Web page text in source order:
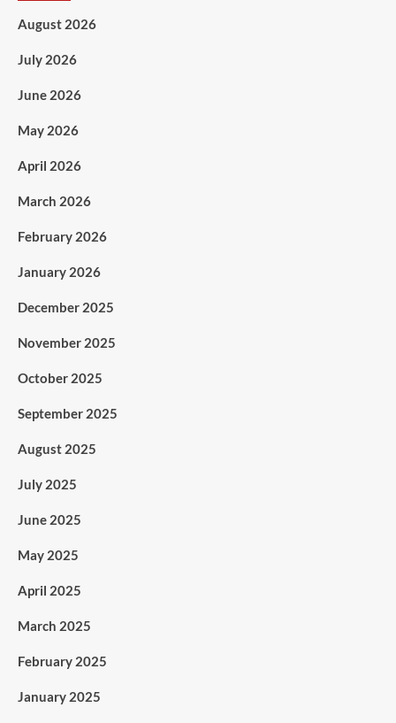
August 2026
July 2026
June 2026
May 2026
April 2026
March 2026
February 2026
January 2026
December 2025
November 2025
October 2025
September 2025
August 2025
July 2025
June 2025
May 2025
April 2025
March 2025
February 2025
January 2025